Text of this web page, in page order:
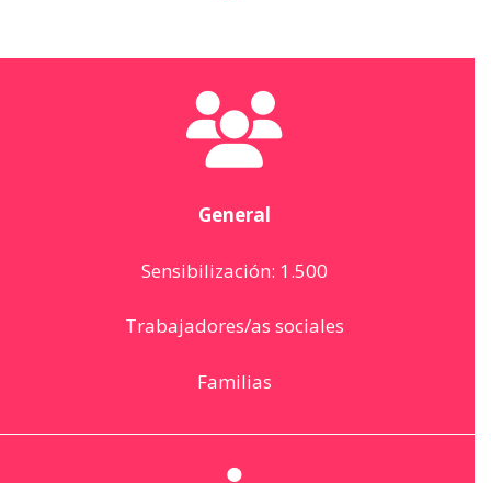
General
Sensibilización: 1.500
Trabajadores/as sociales
Familias